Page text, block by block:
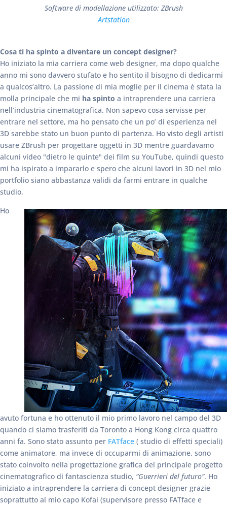
Software di modellazione utilizzato: ZBrush
Artstation
Cosa ti ha spinto a diventare un concept designer?
Ho iniziato la mia carriera come web designer, ma dopo qualche
anno mi sono davvero stufato e ho sentito il bisogno di dedicarmi
a qualcos’altro. La passione di mia moglie per il cinema è stata la
molla principale che mi ha spinto a intraprendere una carriera
nell’industria cinematografica. Non sapevo cosa servisse per
entrare nel settore, ma ho pensato che un po’ di esperienza nel
3D sarebbe stato un buon punto di partenza. Ho visto degli artisti
usare ZBrush per progettare oggetti in 3D mentre guardavamo
alcuni video "dietro le quinte" dei film su YouTube, quindi questo
mi ha ispirato a impararlo e spero che alcuni lavori in 3D nel mio
portfolio siano abbastanza validi da farmi entrare in qualche
studio.
Ho
avuto fortuna e ho ottenuto il mio primo lavoro nel campo del 3D
quando ci siamo trasferiti da Toronto a Hong Kong circa quattro
anni fa. Sono stato assunto per FATface ( studio di effetti speciali)
come animatore, ma invece di occuparmi di animazione, sono
stato coinvolto nella progettazione grafica del principale progetto
cinematografico di fantascienza studio, “Guerrieri del futuro”. Ho
iniziato a intraprendere la carriera di concept designer grazie
soprattutto al mio capo Kofai (supervisore presso FATface e